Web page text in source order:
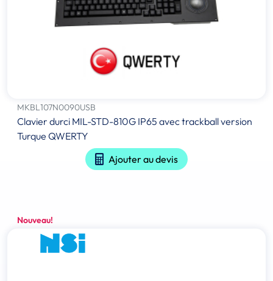
MKBL107N0090USB
Clavier durci MIL-STD-810G IP65 avec trackball version
Turque QWERTY
Ajouter au devis
Nouveau!